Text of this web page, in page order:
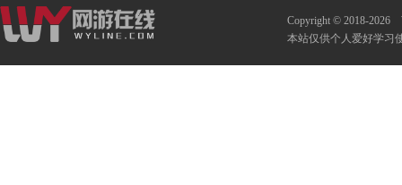
Copyright © 2018-2026
本站仅供个人爱好学习